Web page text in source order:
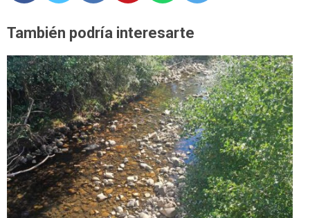
También podría interesarte